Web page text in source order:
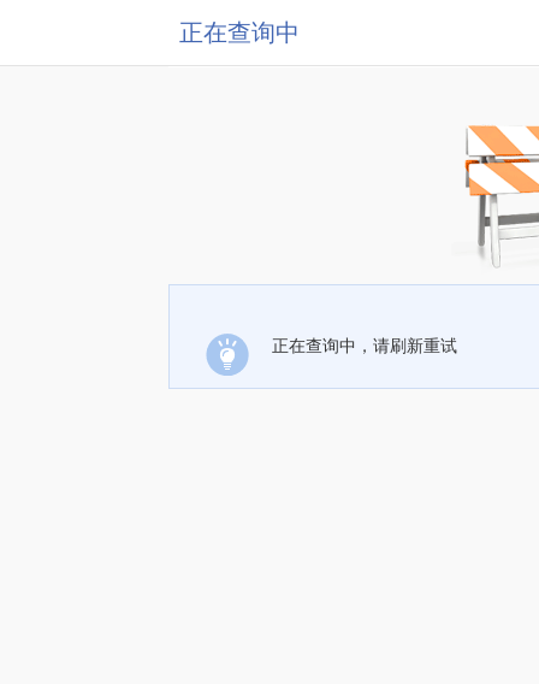
正在查询中
正在查询中，请刷新重试